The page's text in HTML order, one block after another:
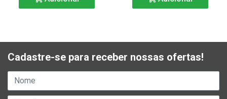
Cadastre-se para receber nossas ofertas!